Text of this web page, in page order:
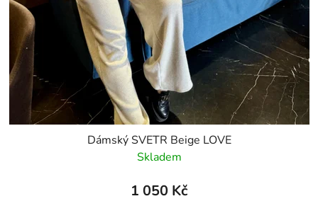
Dámský SVETR Beige LOVE
Skladem
1 050 Kč